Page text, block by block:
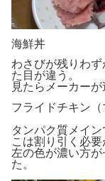
海鮮丼
わさびが残りわ
た目が違う。
見たらメーカーが
フライドチキン（
タンパク質メイ
こは割り引く必要
左の色が濃い方
た。